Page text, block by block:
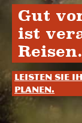
Gut
ist
Reisen.
Leisten Sie
planen.